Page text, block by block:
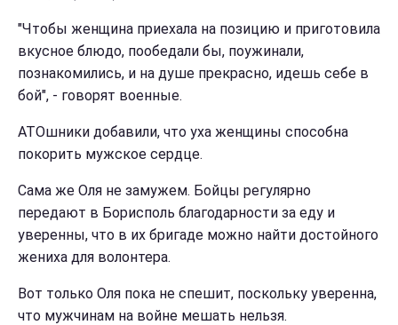
"Чтобы женщина приехала на позицию и приготовила
вкусное блюдо, пообедали бы, поужинали,
познакомились, и на душе прекрасно, идешь себе в
бой", - говорят военные.
АТОшники добавили, что уха женщины способна
покорить мужское сердце.
Сама же Оля не замужем. Бойцы регулярно
передают в Борисполь благодарности за еду и
уверенны, что в их бригаде можно найти достойного
жениха для волонтера.
Вот только Оля пока не спешит, поскольку уверенна,
что мужчинам на войне мешать нельзя.